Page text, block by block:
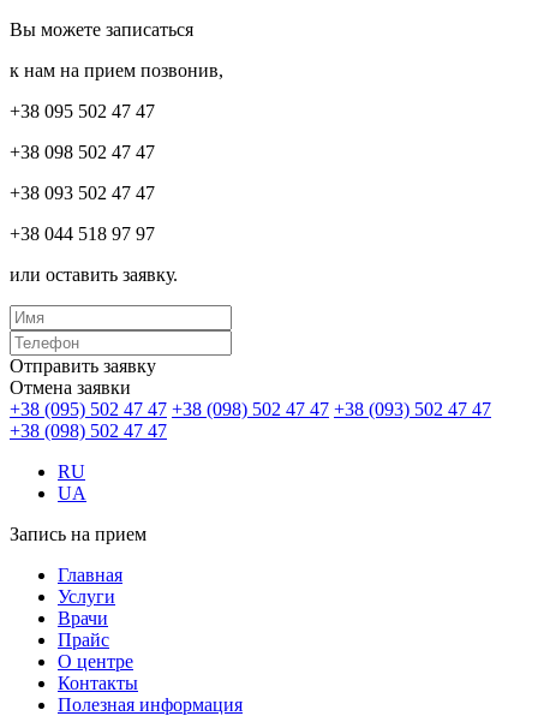
Вы можете записаться
к нам на прием позвонив,
+38 095 502 47 47
+38 098 502 47 47
+38 093 502 47 47
+38 044 518 97 97
или оставить заявку.
Отправить заявку
Отмена заявки
+38 (095) 502 47 47 +38 (098) 502 47 47 +38 (093) 502 47 47
+38 (098) 502 47 47
RU
UA
Запись на прием
Главная
Услуги
Врачи
Прайс
О центре
Контакты
Полезная информация